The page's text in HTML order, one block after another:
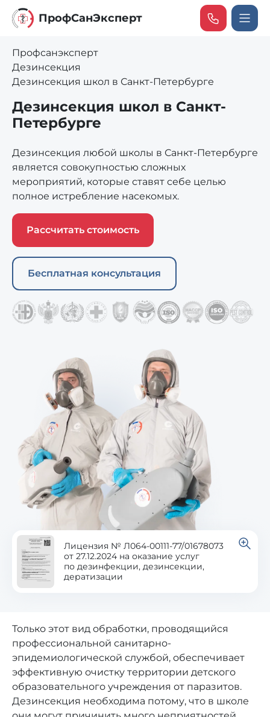
ПрофCанЭксперт
Профсанэксперт
Дезинсекция
Дезинсекция школ в Санкт-Петербурге
Дезинсекция школ в Санкт-
Петербурге
Дезинсекция любой школы в Санкт-Петербурге
является совокупностью сложных
мероприятий, которые ставят себе целью
полное истребление насекомых.
Рассчитать стоимость
Бесплатная консультация
Лицензия № Л064-00111-77/01678073
от 27.12.2024 на оказание услуг
по дезинфекции, дезинсекции,
дератизации
Только этот вид обработки, проводящийся
профессиональной санитарно-
эпидемиологической службой, обеспечивает
эффективную очистку территории детского
образовательного учреждения от паразитов.
Дезинсекция необходима потому, что в школе